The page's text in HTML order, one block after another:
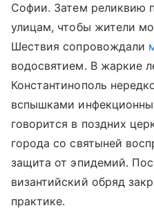
Софии. Затем реликвию
улицам, чтобы жители
Шествия сопровождали
водосвятием. В жаркие
Константинополь
вспышками
говорится в поздних
города со святыней
защита от эпидемий.
византийский обряд
практике.